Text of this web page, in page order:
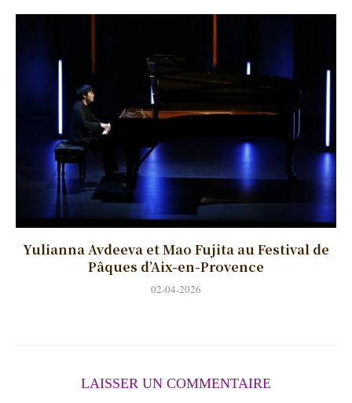
Yulianna Avdeeva et Mao Fujita au Festival de
Pâques d’Aix-en-Provence
02-04-2026
LAISSER UN COMMENTAIRE